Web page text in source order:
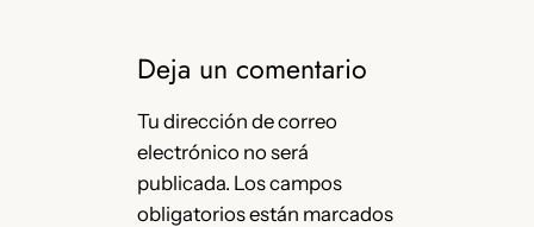
Deja un comentario
Tu dirección de correo
electrónico no será
publicada. Los campos
obligatorios están marcados